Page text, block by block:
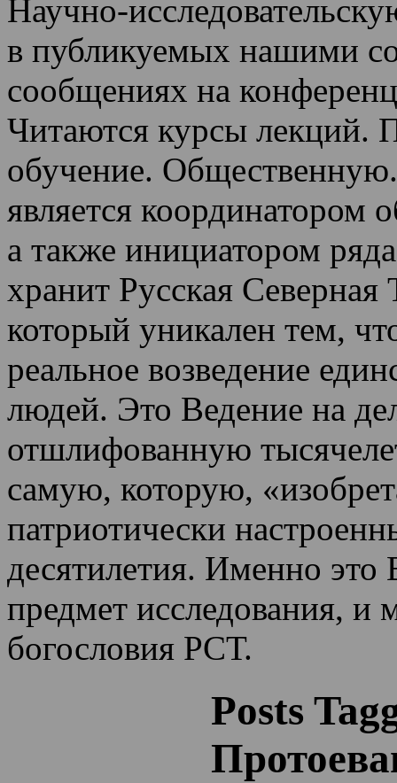
Научно-
в публикуемых нашими
сообщениях на
Читаются курсы лекций.
обучение.
является
а также инициатором
хранит Русская
который уникален тем,
реальное возведение
людей. Это Ведение на
отшлифованную
самую, которую,
патриотически
десятилетия. Именно это
предмет исследования, и
богословия РСТ.
Posts